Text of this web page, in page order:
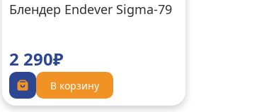
Блендер Endever Sigma-79
2 290₽
В корзину